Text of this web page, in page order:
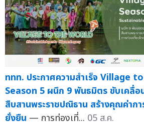
ททท. ประกาศความสำเร็จ Village
Season 5 ผนึก 9 พันธมิตร ขับเคลื่อ
สืบสานพระราชปณิธาน สร้างคุณค่าก
ยั่งยืน — การท่องเที่... 05 ส.ค.